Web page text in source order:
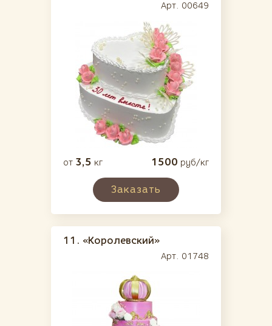
Арт. 00649
от 3,5 кг 1500 руб/кг
Заказать
11. «Королевский»
Арт. 01748